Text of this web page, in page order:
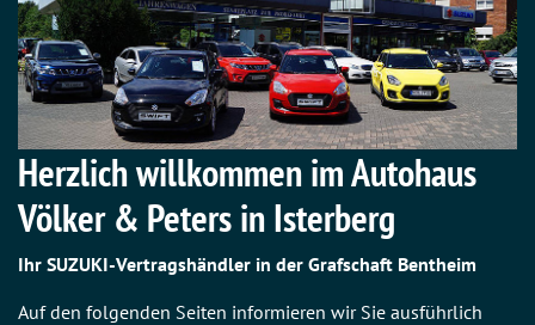
Herzlich willkommen im Autohaus
Völker & Peters in Isterberg
Ihr SUZUKI-Vertragshändler in der Grafschaft Bentheim
Auf den folgenden Seiten informieren wir Sie ausführlich